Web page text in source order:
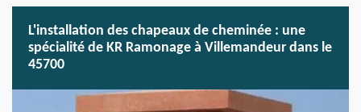
L'installation des chapeaux de cheminée : une
spécialité de KR Ramonage à Villemandeur dans le
45700